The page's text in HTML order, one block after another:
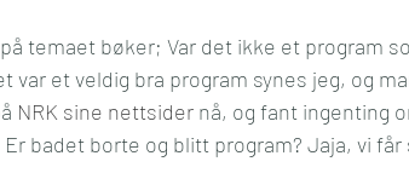
temaet bøker; Var det ikke et program
var et veldig bra program synes jeg, og
NRK sine nettsider nå, og fant ingenting
badet borte og blitt program? Jaja, vi